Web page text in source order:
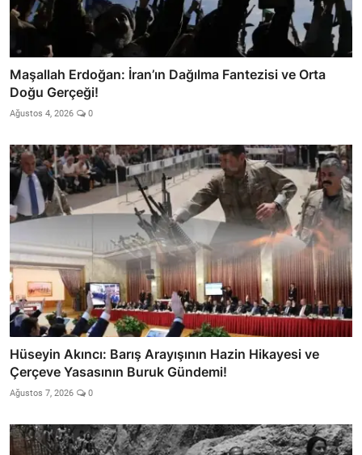
Maşallah Erdoğan: İran’ın Dağılma Fantezisi ve Orta
Doğu Gerçeği!
Ağustos 4, 2026 0
Hüseyin Akıncı: Barış Arayışının Hazin Hikayesi ve
Çerçeve Yasasının Buruk Gündemi!
Ağustos 7, 2026 0